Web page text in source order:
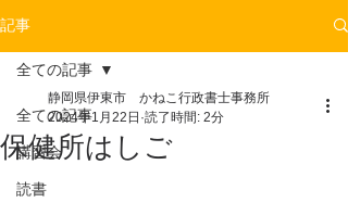
記事
全ての記事
講習会
読書
全ての記事
保健所はしご
静岡県伊東市 かねこ行政書士事務所
2024年1月22日 読了時間: 2分